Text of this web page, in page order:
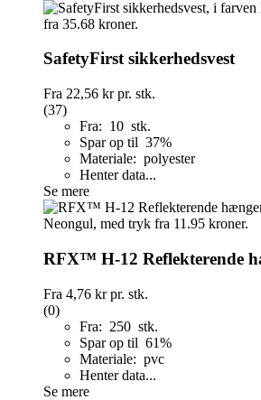
SafetyFirst sikkerhedsvest
Fra 22,56 krpr. stk.
(37)
Fra: 10 stk.
Spar op til 37%
Materiale: polyester
Henter data...
Se mere
RFX™ H-12 Reflekterende
Fra 4,76 krpr. stk.
(0)
Fra: 250 stk.
Spar op til 61%
Materiale: pvc
Henter data...
Se mere